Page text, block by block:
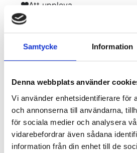
Samtycke Information
Denna webbplats använder
Vi använder enhetsidentifierare för
och annonserna till användarna,
för sociala medier och analysera
vidarebefordrar även sådana
information från din enhet till de
Att uppleva
Hemsida
FALLEN